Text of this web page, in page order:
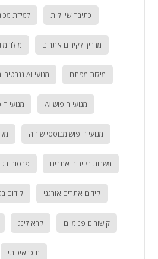
כתיבה שיווקית למידת
מדריך לקידום אתרים מילון
מילות מפתח מנועי AI גנרטיביים
מנועי חיפוש AI מנועי
מנועי חיפוש מבוססי שיחה
משרות בקידום אתרים פרסום
קידום אתרים אורגני קידום
קישורים פנימיים קראולינג
תוכן איכותי